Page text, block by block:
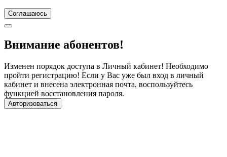
Соглашаюсь
Внимание абонентов!
Изменен порядок доступа в Личный кабинет! Необходимо
пройти регистрацию! Если у Вас уже был вход в личный
кабинет и внесена электронная почта, воспользуйтесь
функцией восстановления пароля.
Авторизоваться